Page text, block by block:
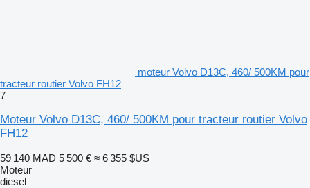
moteur Volvo D13C, 460/ 500KM pour
tracteur routier Volvo FH12
7
Moteur Volvo D13C, 460/ 500KM pour tracteur routier Volvo
FH12
59 140 MAD 5 500 € ≈ 6 355 $US
Moteur
diesel